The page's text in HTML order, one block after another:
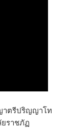
าตรีปริญญาโท
ราชภัฏ